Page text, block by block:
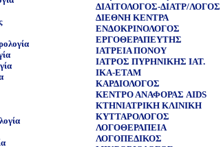
ΔΙΑΙΤΟΛΟΓΟΣ-ΔΙΑΤΡ/ΛΟΓΟΣ
ΔΙΕΘΝΗ ΚΕΝΤΡΑ
ΕΝΔΟΚΡΙΝΟΛΟΓΟΣ
ΕΡΓΟΘΕΡΑΠΕΥΤΗΣ
ΙΑΤΡΕΙΑ ΠΟΝΟΥ
ΙΑΤΡΟΣ ΠΥΡΗΝΙΚΗΣ ΙΑΤ.
ΙΚΑ-ΕΤΑΜ
ΚΑΡΔΙΟΛΟΓΟΣ
ΚΕΝΤΡΟ ΑΝΑΦΟΡΑΣ AIDS
ΚΤΗΝΙΑΤΡΙΚΗ ΚΛΙΝΙΚΗ
ΚΥΤΤΑΡΟΛΟΓΟΣ
ΛΟΓΟΘΕΡΑΠΕΙΑ
ΛΟΓΟΠΕΔΙΚΟΣ